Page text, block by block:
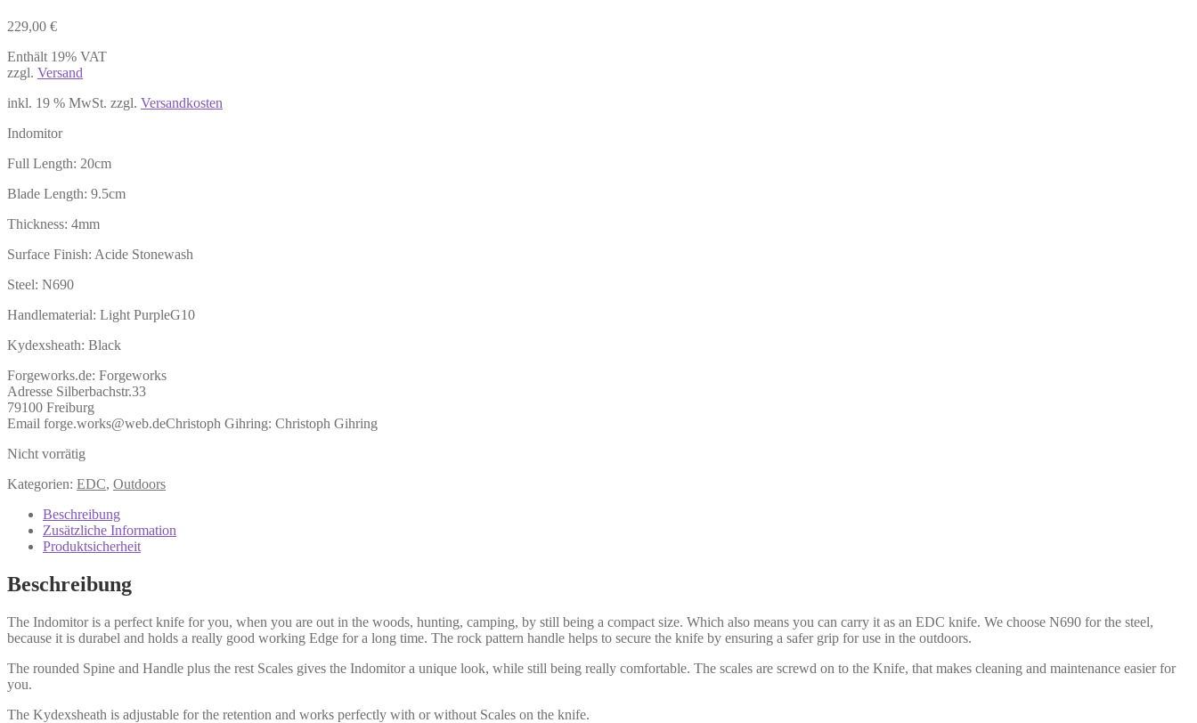
229,00 €
Enthält 19% VAT
zzgl. Versand
inkl. 19 % MwSt. zzgl. Versandkosten
Indomitor
Full Length: 20cm
Blade Length: 9.5cm
Thickness: 4mm
Surface Finish: Acide Stonewash
Steel: N690
Handlematerial: Light PurpleG10
Kydexsheath: Black
Forgeworks.de: Forgeworks
Adresse Silberbachstr.33
79100 Freiburg
Email forge.works@web.deChristoph Gihring: Christoph Gihring
Nicht vorrätig
Kategorien: EDC, Outdoors
Beschreibung
Zusätzliche Information
Produktsicherheit
Beschreibung
The Indomitor is a perfect knife for you, when you are out in the woods, hunting, camping, by still being a compact size. Which also means you can carry it as an EDC knife. We choose N690 for the steel,
because it is durabel and holds a really good working Edge for a long time. The rock pattern handle helps to secure the knife by ensuring a safer grip for use in the outdoors.
The rounded Spine and Handle plus the rest Scales gives the Indomitor a unique look, while still being really comfortable. The scales are screwd on to the Knife, that makes cleaning and maintenance easier for
you.
The Kydexsheath is adjustable for the retention and works perfectly with or without Scales on the knife.